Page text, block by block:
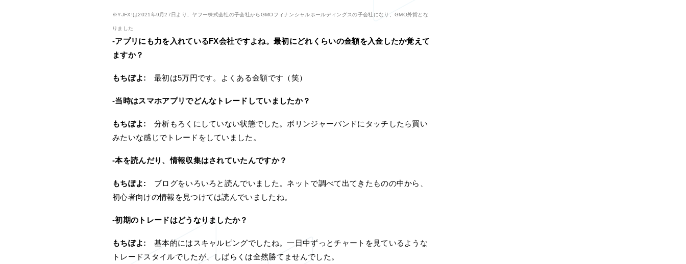
※YJFX!は2021年9月27日より、ヤフー株式会社の子会社からGMOフィナンシャルホールディングスの子会社になり、GMO外貨とな
りました
-アプリにも力を入れているFX会社ですよね。最初にどれくらいの金額を入金したか覚えて
ますか？
もちぽよ: 最初は5万円です。よくある金額です（笑）
-当時はスマホアプリでどんなトレードしていましたか？
もちぽよ:
分析もろくにしていない状態でした。ボリンジャーバンドにタッチしたら買い
みたいな感じでトレードをしていました。
-本を読んだり、情報収集はされていたんですか？
もちぽよ:
ブログをいろいろと読んでいました。ネットで調べて出てきたものの中から、
初心者向けの情報を見つけては読んでいましたね。
-初期のトレードはどうなりましたか？
もちぽよ:
基本的にはスキャルピングでしたね。一日中ずっとチャートを見ているような
トレードスタイルでしたが、しばらくは全然勝てませんでした。